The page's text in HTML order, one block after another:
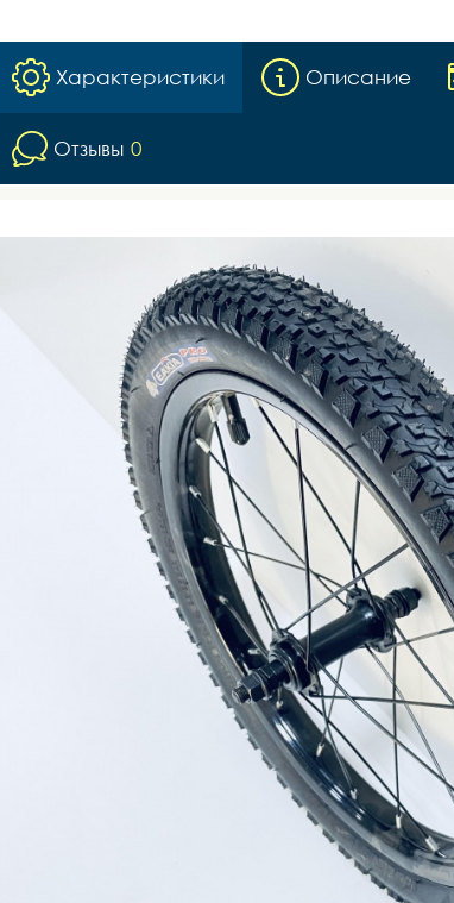
Характеристики Описание
Отзывы 0